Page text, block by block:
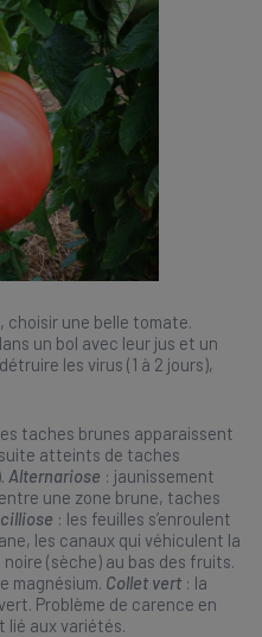
choisir une belle tomate.
un bol avec leur jus et un
les virus (1 à 2 jours),
taches brunes apparaissent
atteints de taches
Alternariose : jaunissement
une zone brune, taches
: les feuilles s’enroulent
les canaux qui véhiculent la
(sèche) au bas des fruits.
magnésium. Collet vert : la
Problème de carence en
lié aux variétés.